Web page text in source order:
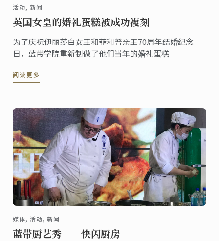
活动, 新闻
英国女皇的婚礼蛋糕被成功複刻
为了庆祝伊丽莎白女王和菲利普亲王70周年结婚纪念
日，蓝带学院重新制做了他们当年的婚礼蛋糕
阅读更多
媒体, 活动, 新闻
蓝带厨艺秀——快闪厨房